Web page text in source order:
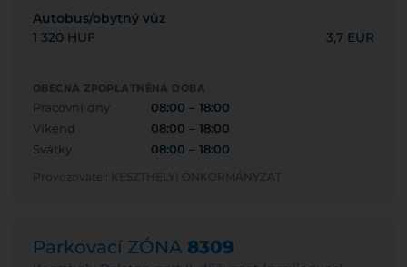
Autobus/obytný vůz
1 320 HUF
3,7 EUR
OBECNÁ ZPOPLATNĚNÁ DOBA
Pracovní dny
08:00 – 18:00
Víkend
08:00 – 18:00
Svátky
08:00 – 18:00
Provozovatel: KESZTHELYI ÖNKORMÁNYZAT
Parkovací ZÓNA 8309